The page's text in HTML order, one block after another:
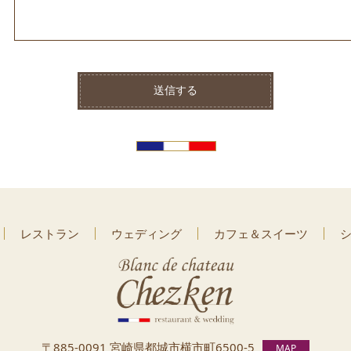
レストラン ウェディング カフェ＆スイーツ
〒885-0091 宮崎県都城市横市町6500-5 MAP